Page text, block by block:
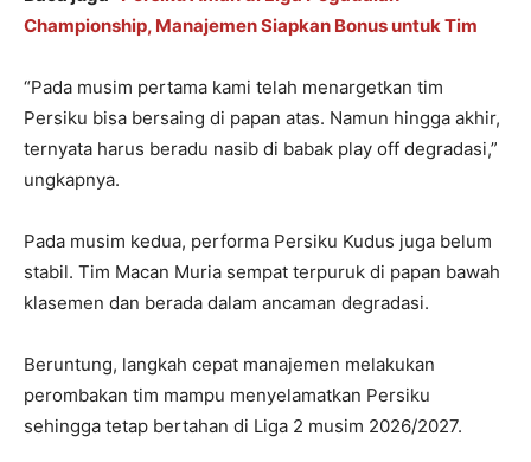
Championship, Manajemen Siapkan Bonus untuk Tim
“Pada musim pertama kami telah menargetkan tim
Persiku bisa bersaing di papan atas. Namun hingga akhir,
ternyata harus beradu nasib di babak play off degradasi,”
ungkapnya.
Pada musim kedua, performa Persiku Kudus juga belum
stabil. Tim Macan Muria sempat terpuruk di papan bawah
klasemen dan berada dalam ancaman degradasi.
Beruntung, langkah cepat manajemen melakukan
perombakan tim mampu menyelamatkan Persiku
sehingga tetap bertahan di Liga 2 musim 2026/2027.